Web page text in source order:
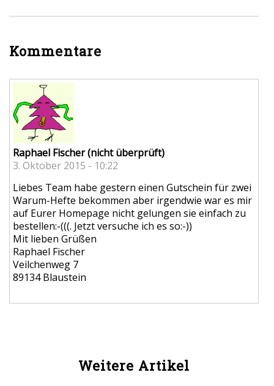
Kommentare
Raphael Fischer (nicht überprüft)
3. Oktober 2015 - 10:22
Liebes Team habe gestern einen Gutschein für zwei
Warum-Hefte bekommen aber irgendwie war es mir
auf Eurer Homepage nicht gelungen sie einfach zu
bestellen:-(((. Jetzt versuche ich es so:-))
Mit lieben Grüßen
Raphael Fischer
Veilchenweg 7
89134 Blaustein
Weitere Artikel